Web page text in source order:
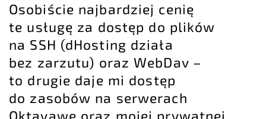
Osobiście najbardziej cenię
te usługę za dostęp do plików
na SSH (dHosting działa
bez zarzutu) oraz WebDav –
to drugie daje mi dostęp
do zasobów na serwerach
Oktavawe oraz mojej prywatnej